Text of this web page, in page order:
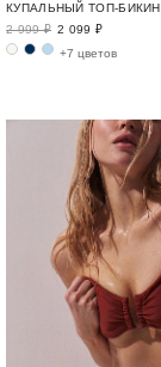
2 999 ₽ 2 099 ₽
+7 цветов